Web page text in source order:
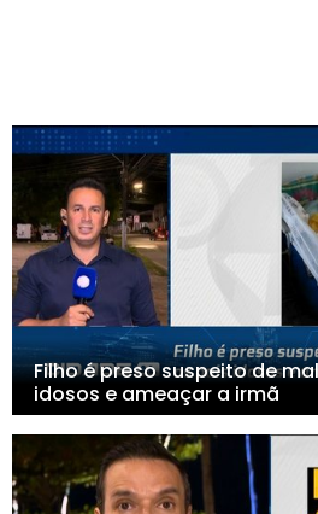
Filho é preso suspeito de
idosos e ameaçar a irmã